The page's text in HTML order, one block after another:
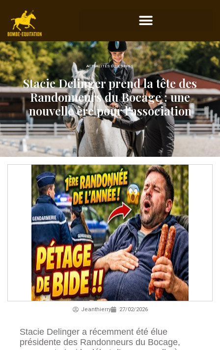
ACTUALITÉS ÉQUESTRES
Stacie Delinger prend la tête des
Randonneurs du Bocage : une
nouvelle ère pour l’association
Jeanthierry 27/02/2026
Stacie Delinger a récemment été élue
présidente des Randonneurs du Bocage,